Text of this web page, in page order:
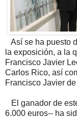
Así se ha puesto
la exposición, a la
Francisco Javier
Carlos Rico, así
Francisco Javier
El ganador de
6.000 euros-- ha